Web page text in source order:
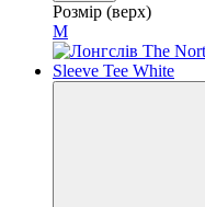
Розмір (верх)
M